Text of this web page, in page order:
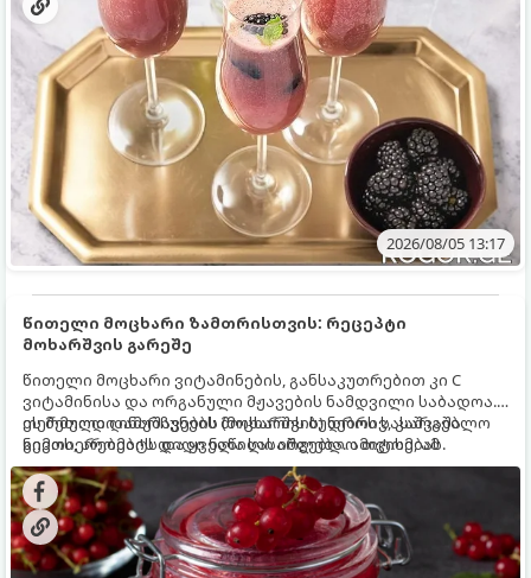
2026/08/05 13:17
წითელი მოცხარი ზამთრისთვის: რეცეპტი
მოხარშვის გარეშე
წითელი მოცხარი ვიტამინების, განსაკუთრებით კი C
ვიტამინისა და ორგანული მჟავების ნამდვილი საბადოა.
თერმული დამუშავების (მოხარშვის) დროს სასარგებლო
ნივთიერებების დიდი ნაწილი იშლება. ამიტომ, ამ
კენკრის ზამთრისთვის შესანახად საუკეთესო გზა
„ცოცხალი ჯემის“ მომზადებაა - მოხარშვის გარეშე.
ეს მეთოდი ინარჩუნებს მოცხარის ბუნებრივ, კაშკაშა
გემოს, არომატს და ყველა სასარგებლო თვისებას.